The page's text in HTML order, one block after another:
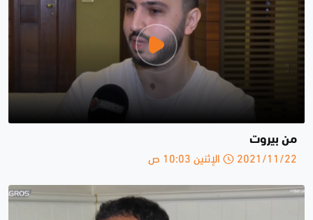
من بيروت
2021/11/22 الإثنين 10:03 ص